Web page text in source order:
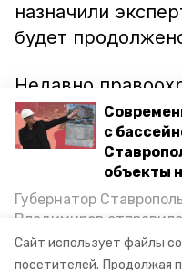
Сайт использует файлы
посетителей. Продолжая
с
объекты
Губернатор
Владимиров
Минеральные Воды,
строительство
назначили
будет
Недавно
опубликовали
случае
девочки,
Левокумском
подозреваемый
дождался, пока
изнасиловал её.